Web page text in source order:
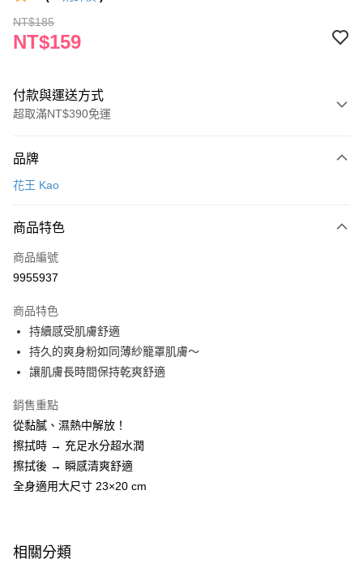
NT$185
NT$159
付款與運送方式
超取滿NT$390免運
POYA支付
超商取貨付款
LINE Pay
街口支付
悠遊付
Google Pay
AFTEE先享後付
相關說明
【關於「AFTEE先享後付」】
AFTEE先享後付是「在收到商品之後才付款」的支付方式。 讓您購物簡單
１．簡單：不需註冊會員、不需綁卡、不需儲值。
【「AFTEE先享後付」結帳流程】
即享券
每筆NT$65，滿NT$390(含以上)免運費
品牌
花王 Kao
商品特色
商品編號
9955937
商品特色
持續感受肌膚舒適
持久的爽身粉如同薄紗籠罩肌膚～
讓肌膚長時間保持乾爽舒適
銷售重點
從黏膩、濕熱中解放！
擦拭時 → 充足水分超水潤
擦拭後 → 瞬感清爽舒適
全身適用大尺寸 23×20 cm
相關分類